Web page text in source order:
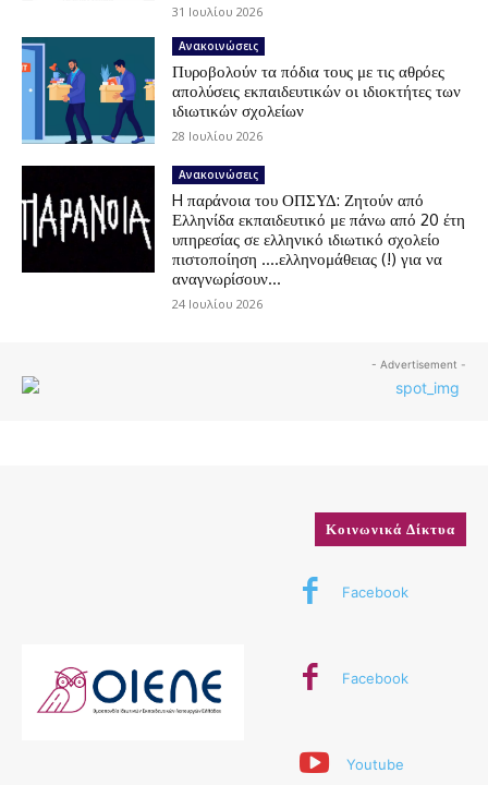
31 Ιουλίου 2026
Ανακοινώσεις
Πυροβολούν τα πόδια τους με τις αθρόες
απολύσεις εκπαιδευτικών οι ιδιοκτήτες των
ιδιωτικών σχολείων
28 Ιουλίου 2026
Ανακοινώσεις
H παράνοια του ΟΠΣΥΔ: Ζητούν από
Ελληνίδα εκπαιδευτικό με πάνω από 20 έτη
υπηρεσίας σε ελληνικό ιδιωτικό σχολείο
πιστοποίηση ….ελληνομάθειας (!) για να
αναγνωρίσουν...
24 Ιουλίου 2026
- Advertisement -
Κοινωνικά Δίκτυα
Facebook
Facebook
Youtube